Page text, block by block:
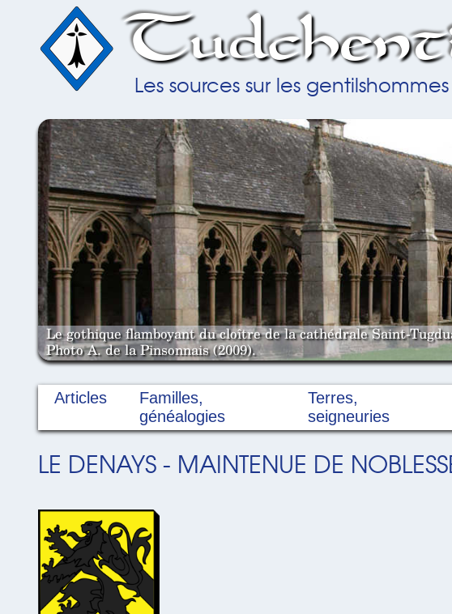
Les sources sur les
Le gothique flamboyant du cloître de la cathédrale Saint-
Photo A. de la Pinsonnais (2009).
Articles
Familles,
généalogies
Terres,
seigneuries
LE DENAYS - MAINTENUE DE